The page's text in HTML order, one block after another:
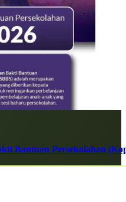
Bantuan Persekolahan